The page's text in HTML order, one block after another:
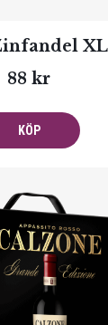
88 kr
KÖP